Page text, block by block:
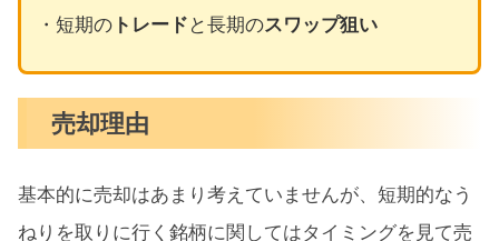
・短期のトレード と長期のスワップ狙い
売却理由
基本的に売却はあまり考えていませんが、短期的なう
ねりを取りに行く銘柄に関してはタイミングを見て売